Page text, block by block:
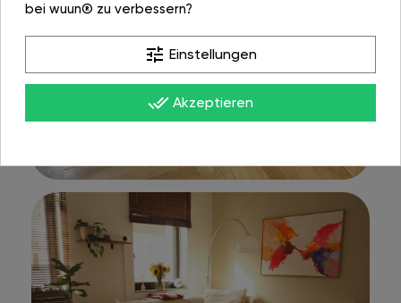
bei wuun® zu verbessern?
tune Einstellungen
done_all Akzeptieren